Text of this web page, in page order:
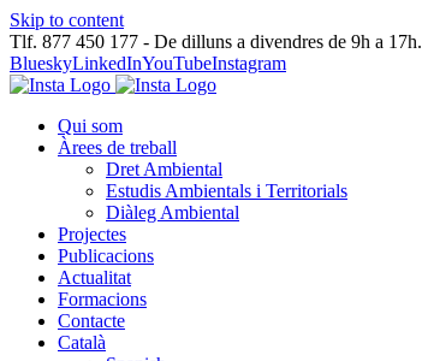
Skip to content
Tlf. 877 450 177‬ - De dilluns a divendres de 9h a 17h.
BlueskyLinkedInYouTubeInstagram
Qui som
Àrees de treball
Dret Ambiental
Estudis Ambientals i Territorials
Diàleg Ambiental
Projectes
Publicacions
Actualitat
Formacions
Contacte
Català